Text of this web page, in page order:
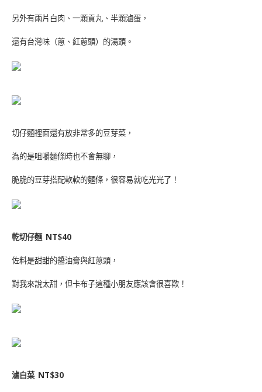
另外有兩片白肉、一顆貢丸、半顆滷蛋，
還有台灣味（蔥、紅蔥頭）的湯頭。
切仔麵裡面還有放非常多的豆芽菜，
為的是咀嚼麵條時也不會無聊，
脆脆的豆芽搭配軟軟的麵條，很容易就吃光光了！
乾切仔麵 NT$40
佐料是甜甜的醬油膏與紅蔥頭，
對我來說太甜，但卡布子這種小朋友應該會很喜歡！
滷白菜 NT$30